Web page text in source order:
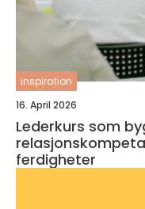
inspiration
16. April 2026
Lederkurs som
ferdigheter